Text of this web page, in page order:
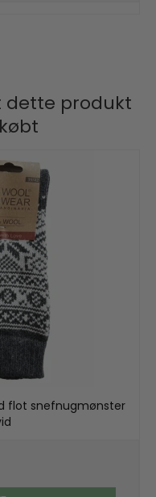
dette produkt
flot snefnugmønster